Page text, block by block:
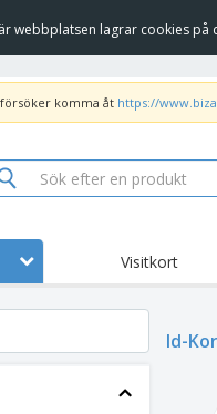
webbplatsen lagrar cookies på
komma åt https://
Visitkort
Id-